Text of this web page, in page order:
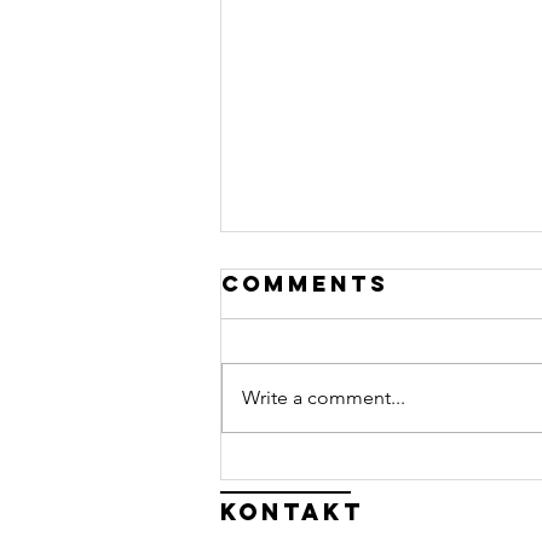
Har du lyst til
å bidra når me
Comments
Write a comment...
Kontakt